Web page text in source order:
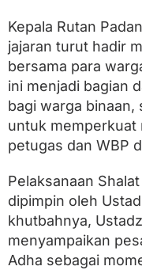
t
u
A
d
h
1
4
H
Kepala Rutan
jajaran turut hadir
bersama para
ini menjadi bagian
bagi warga binaan,
untuk memperkuat
petugas dan WBP
Pelaksanaan
dipimpin oleh
khutbahnya,
menyampaikan
Adha sebagai